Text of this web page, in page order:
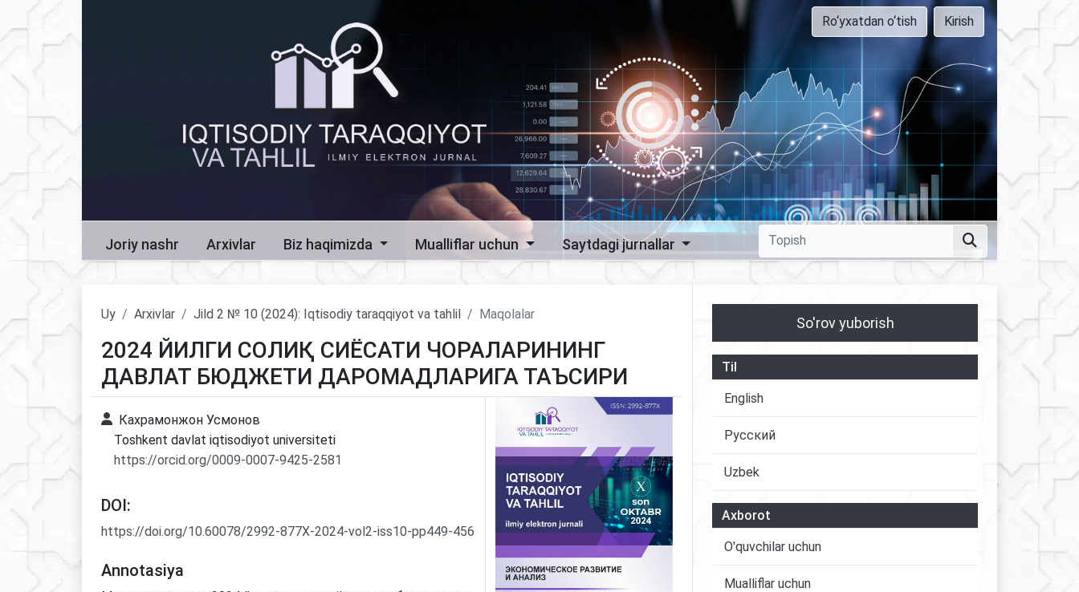
Ro‘yxatdan o‘tish Kirish
Joriy nashr Arxivlar Biz haqimizda Mualliflar uchun Saytdagi jurnallar
Uy Arxivlar Jild 2 № 10 (2024): Iqtisodiy taraqqiyot va tahlil Maqolalar
2024 ЙИЛГИ СОЛИҚ СИЁСАТИ ЧОРАЛАРИНИНГ
ДАВЛАТ БЮДЖЕТИ ДАРОМАДЛАРИГА ТАЪСИРИ
Кахрамонжон Усмонов
Toshkent davlat iqtisodiyot universiteti
https://orcid.org/0009-0007-9425-2581
DOI:
https://doi.org/10.60078/2992-877X-2024-vol2-iss10-pp449-456
Annotasiya
So'rov yuborish
Til
English
Русский
Uzbek
Axborot
O'quvchilar uchun
Mualliflar uchun